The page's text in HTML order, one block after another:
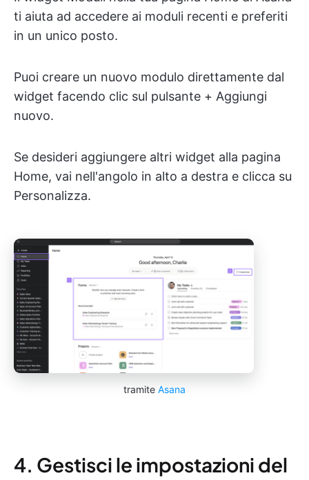
ti aiuta ad accedere ai moduli recenti e preferiti
in un unico posto.
Puoi creare un nuovo modulo direttamente dal
widget facendo clic sul pulsante + Aggiungi
nuovo.
Se desideri aggiungere altri widget alla pagina
Home, vai nell'angolo in alto a destra e clicca su
Personalizza.
tramite Asana
4. Gestisci le impostazioni del